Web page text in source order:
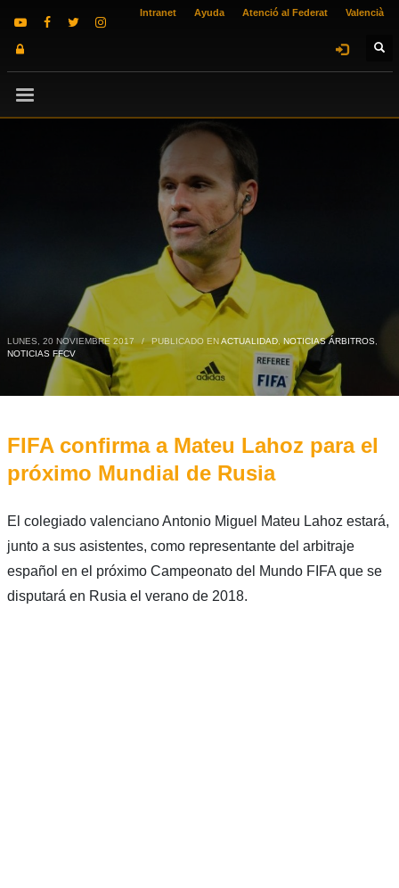
Intranet Ayuda Atenció al Federat Valencià
LUNES, 20 NOVIEMBRE 2017 / PUBLICADO ENACTUALIDAD,NOTICIAS ÁRBITROS,
NOTICIAS FFCV
FIFA confirma a Mateu Lahoz para el
próximo Mundial de Rusia
El colegiado valenciano Antonio Miguel Mateu Lahoz estará,
junto a sus asistentes, como representante del arbitraje
español en el próximo Campeonato del Mundo FIFA que se
disputará en Rusia el verano de 2018.